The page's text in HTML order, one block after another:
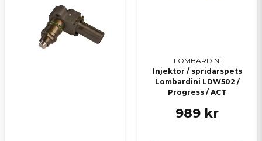
LOMBARDINI
Injektor / spridarspets
Lombardini LDW502 /
Progress / ACT
989 kr
Skicka en fråga